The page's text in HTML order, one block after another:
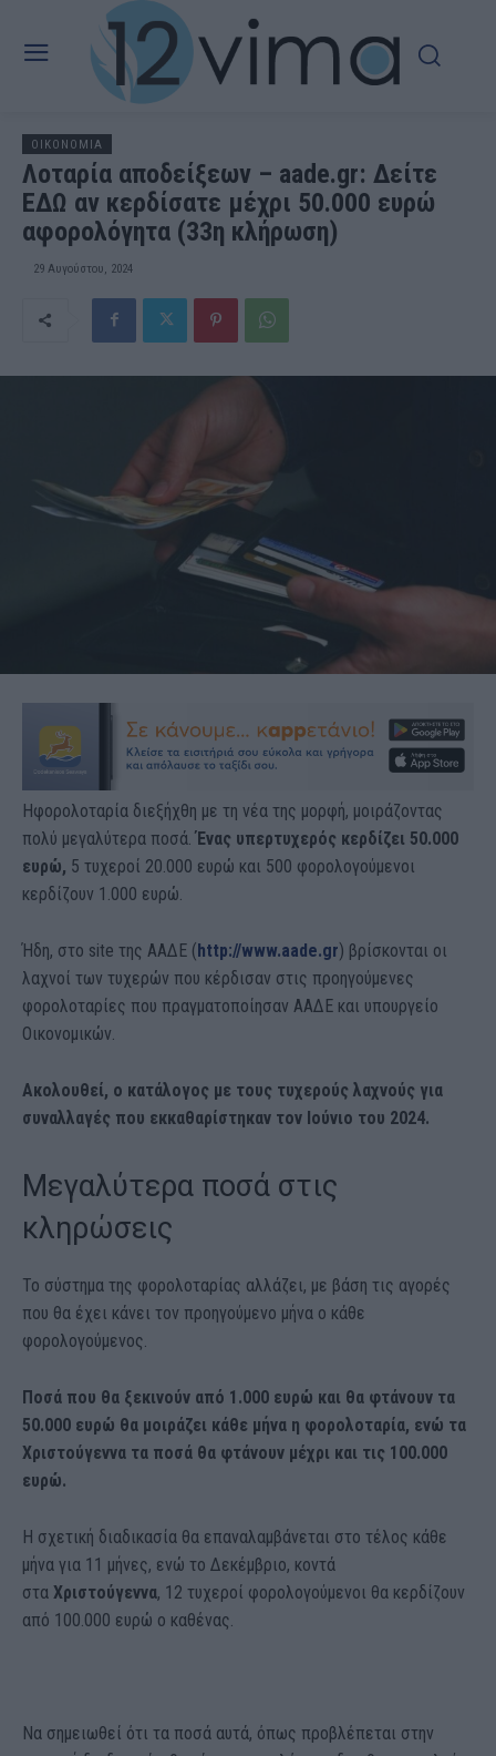
OIKONOMIA
Λοταρία αποδείξεων – aade.gr: Δείτε
ΕΔΩ αν κερδίσατε μέχρι 50.000 ευρώ
αφορολόγητα (33η κλήρωση)
29 Αυγούστου, 2024
Ηφορολοταρία διεξήχθη με τη νέα της μορφή, μοιράζοντας
πολύ μεγαλύτερα ποσά.Ένας υπερτυχερός κερδίζει 50.000
ευρώ, 5 τυχεροί 20.000 ευρώ και 500 φορολογούμενοι
κερδίζουν 1.000 ευρώ.
Ήδη, στο site της ΑΑΔΕ ( http://www.aade.gr) βρίσκονται οι
λαχνοί των τυχερών που κέρδισαν στις προηγούμενες
φορολοταρίες που πραγματοποίησαν ΑΑΔΕ και υπουργείο
Οικονομικών.
Ακολουθεί, ο κατάλογος με τους τυχερούς λαχνούς για
συναλλαγές που εκκαθαρίστηκαν τον Ιούνιο του 2024.
Μεγαλύτερα ποσά στις
κληρώσεις
Το σύστημα της φορολοταρίας αλλάζει, με βάση τις αγορές
που θα έχει κάνει τον προηγούμενο μήνα ο κάθε
φορολογούμενος.
Ποσά που θα ξεκινούν από 1.000 ευρώ και θα φτάνουν τα
50.000 ευρώ θα μοιράζει κάθε μήνα η φορολοταρία, ενώ τα
Χριστούγεννα τα ποσά θα φτάνουν μέχρι και τις 100.000
ευρώ.
Η σχετική διαδικασία θα επαναλαμβάνεται στο τέλος κάθε
μήνα για 11 μήνες, ενώ το Δεκέμβριο, κοντά
στα Χριστούγεννα, 12 τυχεροί φορολογούμενοι θα κερδίζουν
από 100.000 ευρώ ο καθένας.
Να σημειωθεί ότι τα ποσά αυτά, όπως προβλέπεται στην